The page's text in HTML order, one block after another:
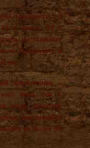
Смешайте 1 л
г аниса, 10 г
настаивайте
Процедите и
мл.
влюбленных .
вина, сок 1
меда, щепотку
настаивайте
не более 60